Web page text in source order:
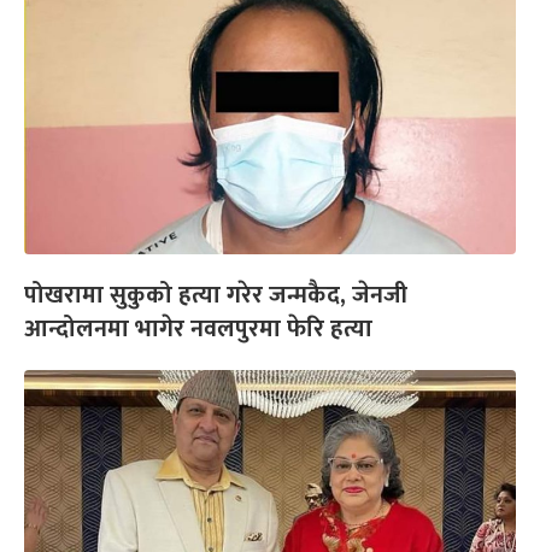
पोखरामा सुकुको हत्या गरेर जन्मकैद, जेनजी
आन्दोलनमा भागेर नवलपुरमा फेरि हत्या